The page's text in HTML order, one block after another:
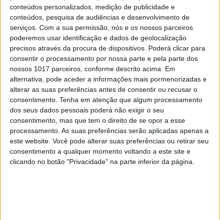
conteúdos personalizados, medição de publicidade e
conteúdos, pesquisa de audiências e desenvolvimento de
serviços. Com a sua permissão, nós e os nossos parceiros
poderemos usar identificação e dados de geolocalização
precisos através da procura de dispositivos. Poderá clicar para
consentir o processamento por nossa parte e pela parte dos
nossos 1017 parceiros, conforme descrito acima. Em
alternativa, pode aceder a informações mais pormenorizadas e
alterar as suas preferências antes de consentir ou recusar o
consentimento. Tenha em atenção que algum processamento
dos seus dados pessoais poderá não exigir o seu
consentimento, mas que tem o direito de se opor a esse
processamento. As suas preferências serão aplicadas apenas a
este website. Você pode alterar suas preferências ou retirar seu
consentimento a qualquer momento voltando a este site e
clicando no botão "Privacidade" na parte inferior da página.
SOCIEDADE
Conta no YouTube do Grupo 1143
suspensa na sequência de reportagem
sobre discurso de ódio em Portugal do
The New York Times